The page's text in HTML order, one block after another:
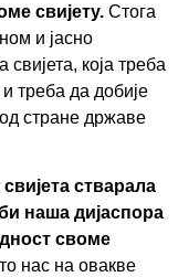
свијету. Стога
и јасно
која треба
треба да добије
стране државе
стварала
наша дијаспора
своме
нас на овакве